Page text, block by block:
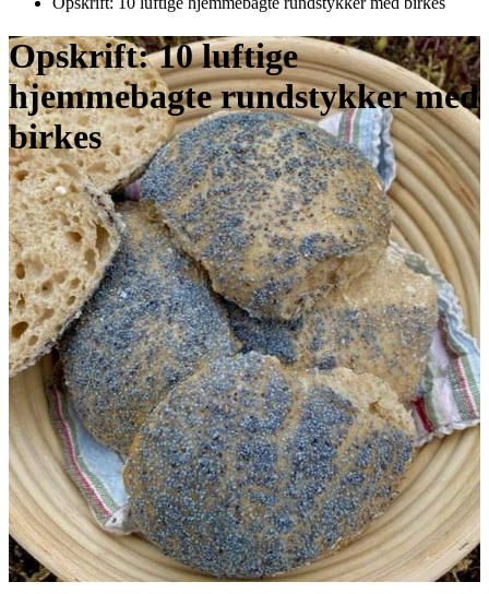
Opskrift: 10 luftige
hjemmebagte rundstykker med
birkes